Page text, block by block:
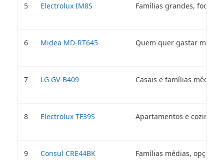
5 Electrolux IM8S Famílias grandes, foco
6 Midea MD-RT645 Quem quer gastar menos
7 LG GV-B409 Casais e famílias
8 Electrolux TF39S Apartamentos e cozinha
9 Consul CRE44BK Famílias médias, opção